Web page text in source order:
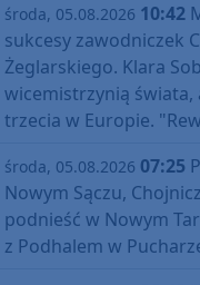
środa, 05.08.2026 10:42
sukcesy zawodniczek
Żeglarskiego. Klara
wicemistrzynią świata,
trzecia w Europie.
środa, 05.08.2026 07:25
Nowym Sączu,
podnieść w Nowym
z Podhalem w